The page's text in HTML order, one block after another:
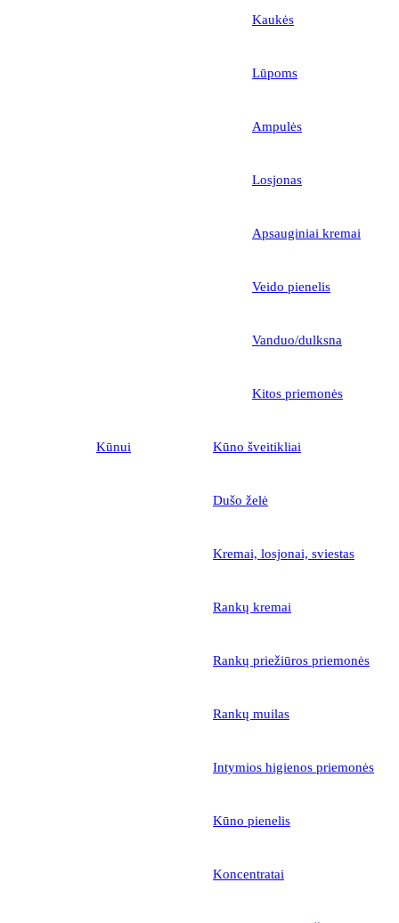
Kaukės
Lūpoms
Ampulės
Losjonas
Apsauginiai kremai
Veido pienelis
Vanduo/dulksna
Kitos priemonės
Kūnui Kūno šveitikliai
Dušo želė
Kremai, losjonai, sviestas
Rankų kremai
Rankų priežiūros priemonės
Rankų muilas
Intymios higienos priemonės
Kūno pienelis
Koncentratai